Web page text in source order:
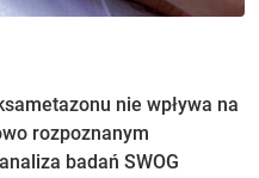
nie wpływa na
rozpoznanym
badań SWOG